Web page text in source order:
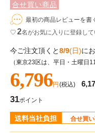
合せ買い商品
最初の商品レビューを書
♡ 2名がお気に入りに登録して
今ご注文頂くと8/9(日)に
（東京23区は、平日・土曜日
6,796円 (税込)
31ポイント
送料当社負担 合せ買